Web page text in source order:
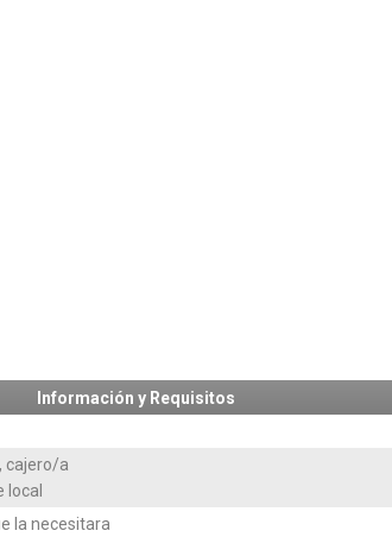
Información y Requisitos
cajero/a
local
la necesitara